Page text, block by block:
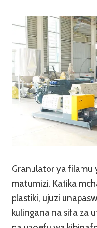
Granulator ya filamu
matumizi. Katika
plastiki, ujuzi
kulingana na sifa za